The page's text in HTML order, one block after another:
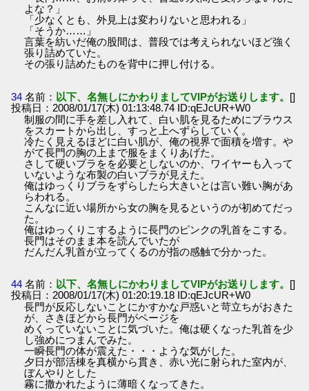
よな？」
「少なくとも、外見上は変わりないと思われる」
「そうか……」
言葉を紡いだ俺の股間は、普段では考えられないほど強く
張り詰めていた。
その張り詰めたものを背中に押し付ける。
34 名前： 以下、名無しにかわりましてVIPがお送りします。 []
投稿日：2008/01/17(木) 01:13:48.74 ID:qEJcUR+W0
制服の間に手を差し入れて、白い肌を見るためにブラウス
をスカートから出し、すっと上へずらしていく。
冷たく見えるほどに白い肌が、俺の視界で面積を増す。や
がて長門の胸の上まで服をまくりあげた。
さして硬いブラをを必要としないのか、ワイヤーも入って
いないような布製の白いブラが見えた。
俺はゆっくりブラをずらしたら大きいとは言い難い胸があ
らわれる。
こんなに近い場所から女の胸を見るというのが初めてだっ
た。
俺はゆっくりこするように長門のピンクの乳首をこする。
長門はそのまま本を読んでいたが
だんだん乳首が立ってくるのが指の感触で分かった。
44 名前： 以下、名無しにかわりましてVIPがお送りします。 []
投稿日：2008/01/17(木) 01:20:19.18 ID:qEJcUR+W0
長門が反応しないことにかすかな戸惑いと苛立ちがおきた
が、さきほどから長門がページを
めくっていないことに気づいた。俺は硬くなった乳首を少
し強めにつまんでみた。
一瞬長門の体が震えた・・・ような気がした。
夕日が部活棟を真横から貫き、赤い光に射られた室内が、
ぼんやりとした
霧に撒かれたように薄暗くなってきた。